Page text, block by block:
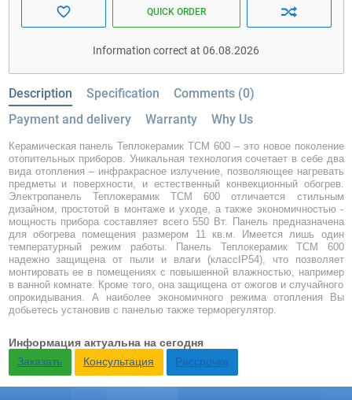
QUICK ORDER
Information correct at 06.08.2026
Description Specification
Comments (0)
Payment and delivery
Warranty Why Us
Керамическая панель Теплокерамик ТСМ 600 – это новое поколение
отопительных приборов. Уникальная технология сочетает в себе два
вида отопления – инфракрасное излучение, позволяющее нагревать
предметы и поверхности, и естественный конвекционный обогрев.
Электропанель Теплокерамик ТСМ 600 отличается стильным
дизайном, простотой в монтаже и уходе, а также экономичностью -
мощность прибора составляет всего 550 Вт. Панель предназначена
для обогрева помещения размером 11 кв.м. Имеется лишь один
температурный режим работы. Панель Теплокерамик ТСМ 600
надежно защищена от пыли и влаги (классIP54), что позволяет
монтировать ее в помещениях с повышенной влажностью, например
в ванной комнате. Кроме того, она защищена от ожогов и случайного
опрокидывания. А наиболее экономичного режима отопления Вы
добьетесь установив с панелью также терморегулятор.
Информация актуальна на сегодня
Заказать
Консультация Рассрочка